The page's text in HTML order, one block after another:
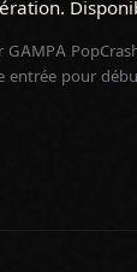
GAMPA
pour